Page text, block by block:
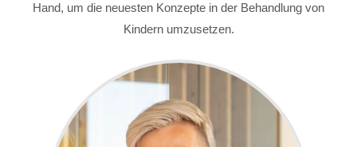
Hand, um die neuesten Konzepte in der Behandlung von
Kindern umzusetzen.